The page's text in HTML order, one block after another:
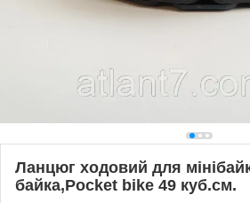
Ланцюг ходовий для
байка,Pocket bike 49 куб.см.